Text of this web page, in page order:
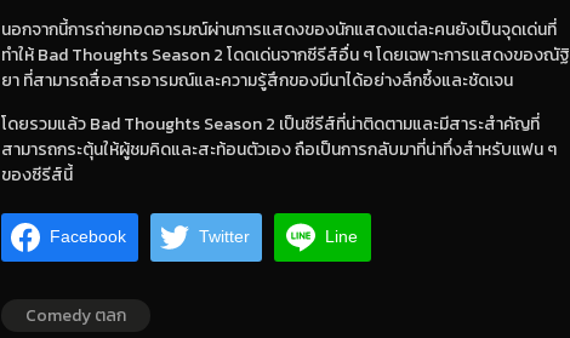
นอกจากนี้การถ่ายทอดอารมณ์ผ่านการแสดงของนักแสดงแต่ละคนยังเป็นจุดเด่นที่
ทำให้ Bad Thoughts Season 2 โดดเด่นจากซีรีส์อื่น ๆ โดยเฉพาะการแสดงของณัฐิ
ยา ที่สามารถสื่อสารอารมณ์และความรู้สึกของมีนาได้อย่างลึกซึ้งและชัดเจน
โดยรวมแล้ว Bad Thoughts Season 2 เป็นซีรีส์ที่น่าติดตามและมีสาระสำคัญที่
สามารถกระตุ้นให้ผู้ชมคิดและสะท้อนตัวเอง ถือเป็นการกลับมาที่น่าทึ่งสำหรับแฟน ๆ
ของซีรีส์นี้
Facebook Twitter Line
Comedy ตลก